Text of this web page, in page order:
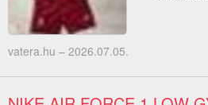
vatera.hu – 2026.07.05.